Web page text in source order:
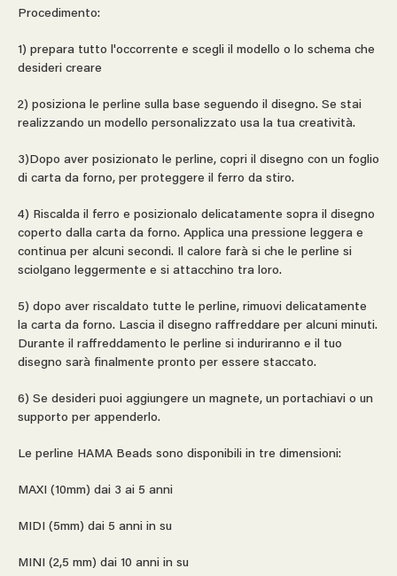
Procedimento:
1) prepara tutto l'occorrente e scegli il modello o lo schema che
desideri creare
2) posiziona le perline sulla base seguendo il disegno. Se stai
realizzando un modello personalizzato usa la tua creatività.
3)Dopo aver posizionato le perline, copri il disegno con un foglio
di carta da forno, per proteggere il ferro da stiro.
4) Riscalda il ferro e posizionalo delicatamente sopra il disegno
coperto dalla carta da forno. Applica una pressione leggera e
continua per alcuni secondi. Il calore farà si che le perline si
sciolgano leggermente e si attacchino tra loro.
5) dopo aver riscaldato tutte le perline, rimuovi delicatamente
la carta da forno. Lascia il disegno raffreddare per alcuni minuti.
Durante il raffreddamento le perline si induriranno e il tuo
disegno sarà finalmente pronto per essere staccato.
6) Se desideri puoi aggiungere un magnete, un portachiavi o un
supporto per appenderlo.
Le perline HAMA Beads sono disponibili in tre dimensioni:
MAXI (10mm) dai 3 ai 5 anni
MIDI (5mm) dai 5 anni in su
MINI (2,5 mm) dai 10 anni in su